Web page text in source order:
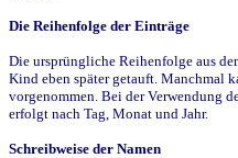
Die Reihenfolge der Einträge
Die ursprüngliche Reihenfolge aus
Kind eben später getauft. Manchmal
vorgenommen. Bei der Verwendung
erfolgt nach Tag, Monat und Jahr.
Schreibweise der Namen